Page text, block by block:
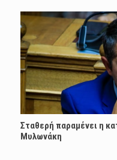
Σταθερή παραμένει η
Μυλωνάκη